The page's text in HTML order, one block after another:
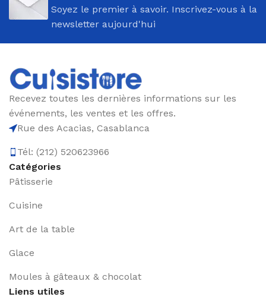
Soyez le premier à savoir. Inscrivez-vous à la
newsletter aujourd'hui
Recevez toutes les dernières informations sur les
événements, les ventes et les offres.
Rue des Acacias, Casablanca
Tél: (212) 520623966
Catégories
Pâtisserie
Cuisine
Art de la table
Glace
Moules à gâteaux & chocolat
Liens utiles